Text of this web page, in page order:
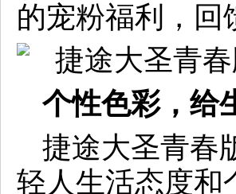
的宠粉福利，回
个性色彩，给
捷途大圣青春
轻人生活态度和